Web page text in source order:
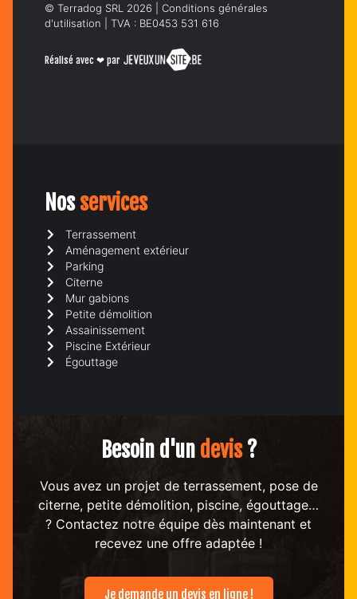
© Terradog SRL 2026 | Conditions générales
d'utilisation | TVA : BE0453 531 616
Réalisé avec ❤ par
Nosservices
Terrassement
Aménagement extérieur
Parking
Citerne
Mur gabions
Petite démolition
Assainissement
Piscine Extérieur
Égouttage
Besoin d'un devis?
Vous avez un projet de terrassement, pose de
citerne, petite démolition, piscine, égouttage…
? Contactez notre équipe dès maintenant et
recevez une offre adaptée !
Je demande un devis en ligne !